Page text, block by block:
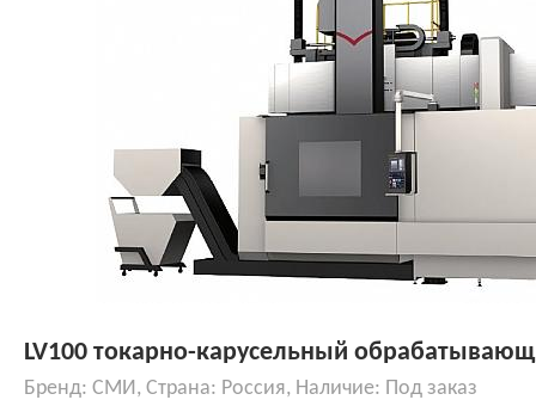
LV100 токарно-карусельный
Бренд: СМИ, Страна: Россия, Наличие: Под заказ